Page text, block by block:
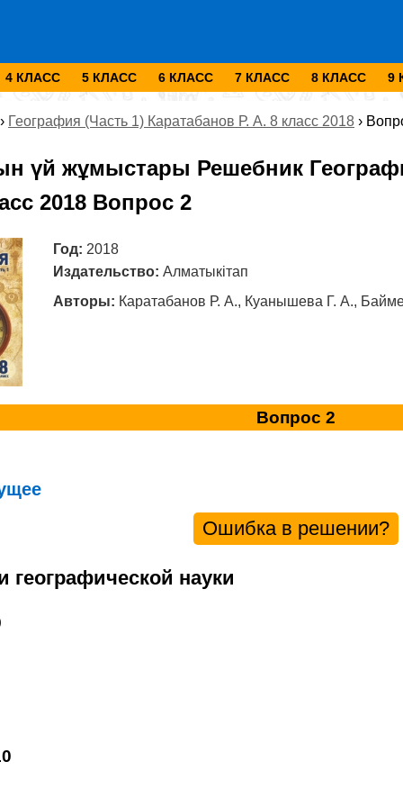
4 КЛАСС 5 КЛАСС 6 КЛАСС 7 КЛАСС 8 КЛАСС 9
› География (Часть 1) Каратабанов Р. А. 8 класс 2018 ›
үй жұмыстары Решебник
2018 Вопрос 2
Год: 2018
Издательство: Алматыкітап
Авторы: Каратабанов Р. А., Куанышева Г. А.,
Вопрос 2
Ошибка в решении?
географической науки